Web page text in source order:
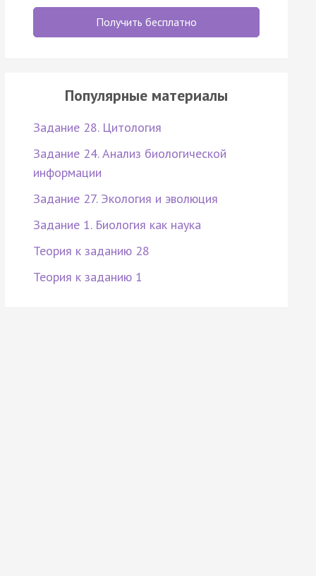
Получить бесплатно
Популярные материалы
Задание 28. Цитология
Задание 24. Анализ биологической
информации
Задание 27. Экология и эволюция
Задание 1. Биология как наука
Теория к заданию 28
Теория к заданию 1